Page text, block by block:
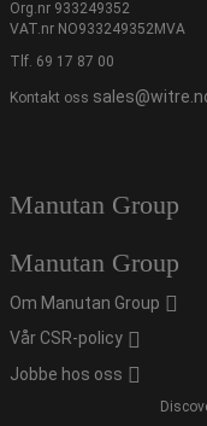
Org.nr 933249352
VAT.nr NO933249352MVA
Tlf. 69 17 87 00
Kontakt oss
Manutan Group
Manutan Group
Om Manutan Group
Vår CSR-policy
Jobbe hos oss